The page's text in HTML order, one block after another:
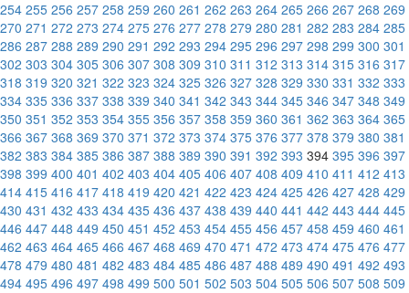
254 255 256 257 258 259 260 261 262 263 264 265 266 267 268 269
270 271 272 273 274 275 276 277 278 279 280 281 282 283 284 285
286 287 288 289 290 291 292 293 294 295 296 297 298 299 300 301
302 303 304 305 306 307 308 309 310 311 312 313 314 315 316 317
318 319 320 321 322 323 324 325 326 327 328 329 330 331 332 333
334 335 336 337 338 339 340 341 342 343 344 345 346 347 348 349
350 351 352 353 354 355 356 357 358 359 360 361 362 363 364 365
366 367 368 369 370 371 372 373 374 375 376 377 378 379 380 381
382 383 384 385 386 387 388 389 390 391 392 393 394 395 396 397
398 399 400 401 402 403 404 405 406 407 408 409 410 411 412 413
414 415 416 417 418 419 420 421 422 423 424 425 426 427 428 429
430 431 432 433 434 435 436 437 438 439 440 441 442 443 444 445
446 447 448 449 450 451 452 453 454 455 456 457 458 459 460 461
462 463 464 465 466 467 468 469 470 471 472 473 474 475 476 477
478 479 480 481 482 483 484 485 486 487 488 489 490 491 492 493
494 495 496 497 498 499 500 501 502 503 504 505 506 507 508 509